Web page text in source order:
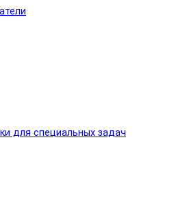
для специальных задач